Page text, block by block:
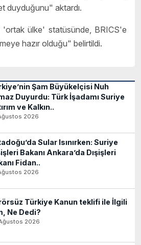
duyduğunu" aktardı.
'ortak ülke' statüsünde, BRICS'e
hazır olduğu" belirtildi.
Şam Büyükelçisi Nuh
Duyurdu: Türk İşadamı Suriye
ve Kalkın..
2026
Sular Isınırken: Suriye
Bakanı Ankara’da Dışişleri
Fidan..
2026
Türkiye Kanun teklifi ile İlgili
Ne Dedi?
2026